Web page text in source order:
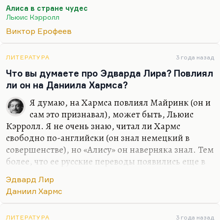
совершенно нового горизонта у прозы. Я когда
прочёл, был, скорее, разочарован. Два текста,
которые доходили до меня позже других и
чудес», которая мне при первом чтении не
понравилась и просто взбесила, и ни пластинка с
Высоцким и Абдуловым не помогала, ничто меня
как-то не…
Алиса в стране чудес
Льюис Кэрролл
Виктор Ерофеев
ЛИТЕРАТУРА 3 года назад
Что вы думаете про Эдварда Лира? Повлиял
ли он на Даниила Хармса?
Я думаю, на Хармса повлиял Майринк (он и
сам это признавал), может быть, Льюис
Кэрролл. Я не очень знаю, читал ли Хармс
свободно по-английски (он знал немецкий в
совершенстве), но «Алису» он наверняка знал. Тем
более, что ее русские переводы появились еще в
перевода Набокова 1922 года – «Аня в стране
чудес». Набоков вообще очень забавно
Эдвард Лир
Даниил Хармс
ЛИТЕРАТУРА 3 года назад